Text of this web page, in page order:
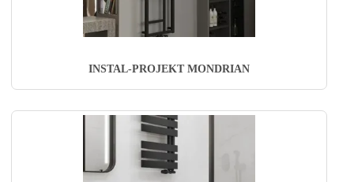
INSTAL-PROJEKT MONDRIAN